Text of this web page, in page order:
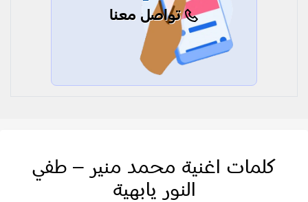
تواصل معنا
كلمات اغنية محمد منير – طفي
النور يابهية